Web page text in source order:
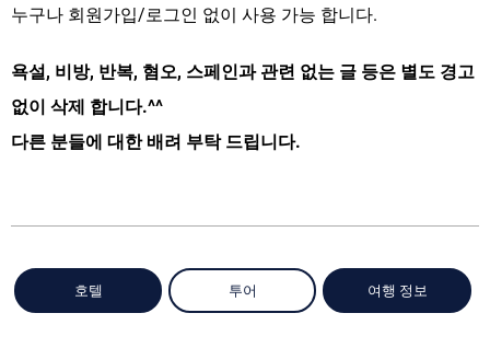
누구나 회원가입/로그인 없이 사용 가능 합니다.
욕설, 비방, 반복, 혐오, 스페인과 관련 없는 글 등은 별도 경고
없이 삭제 합니다.^^
다른 분들에 대한 배려 부탁 드립니다.
호텔 투어 여행 정보